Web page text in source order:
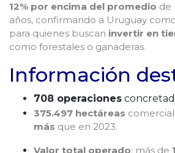
12% por encima del promedio de
años, confirmando a Uruguay
para quienes buscan invertir en
como forestales o ganaderas.
Información
708 operaciones
375.497 hectáreas
más que en 2023.
Valor total operado: más de